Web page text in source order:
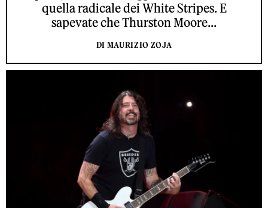
quella radicale dei White Stripes. E
sapevate che Thurston Moore...
DI MAURIZIO ZOJA